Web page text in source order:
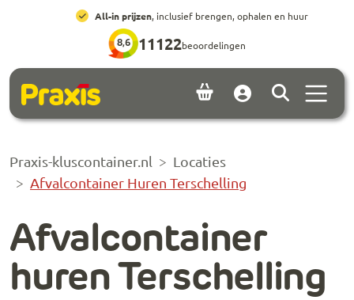
Ga naar hoofdinhoud
Ga naar footer
All-in prijzen, inclusief brengen, ophalen en huur
8,6 11122beoordelingen
Account
Praxis-kluscontainer.nl
Locaties
Afvalcontainer Huren Terschelling
Afvalcontainer
huren Terschelling